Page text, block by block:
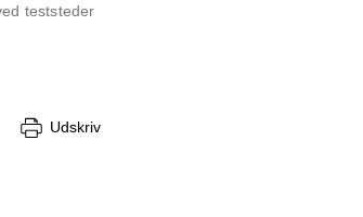
teststeder
Udskriv